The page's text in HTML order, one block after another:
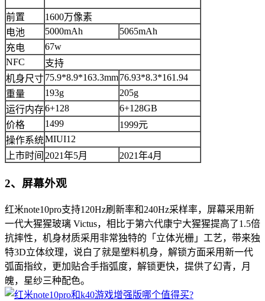
前置
1600万像素
电池
5000mAh
5065mAh
充电
67w
NFC
支持
机身尺寸75.9*8.9*163.3mm76.93*8.3*161.94
重量
193g
205g
运行内存6+128
6+128GB
价格
1499
1999元
操作系统MIUI12
上市时间 2021年5月 2021年4月
2、屏幕外观
红米note10pro支持120Hz刷新率和240Hz采样率，屏幕采用新
一代大猩猩玻璃 Victus，相比于第六代康宁大猩猩提高了1.5倍
抗摔性，机身材质采用非常独特的「立体光栅」工艺，带来独
特3D立体纹理，说白了就是塑料机身，解锁方面采用新一代
弧面指纹，更加贴合手指弧度，解锁更快，提供了幻青，月
魄，星纱三种配色。